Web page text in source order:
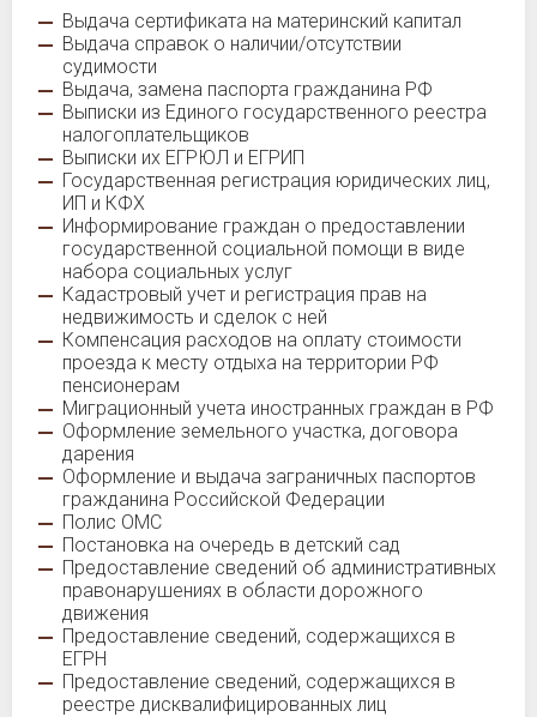
Выдача сертификата на материнский капитал
Выдача справок о наличии/отсутствии
судимости
Выдача, замена паспорта гражданина РФ
Выписки из Единого государственного реестра
налогоплательщиков
Выписки их ЕГРЮЛ и ЕГРИП
Государственная регистрация юридических лиц,
ИП и КФХ
Информирование граждан о предоставлении
государственной социальной помощи в виде
набора социальных услуг
Кадастровый учет и регистрация прав на
недвижимость и сделок с ней
Компенсация расходов на оплату стоимости
проезда к месту отдыха на территории РФ
пенсионерам
Миграционный учета иностранных граждан в РФ
Оформление земельного участка, договора
дарения
Оформление и выдача заграничных паспортов
гражданина Российской Федерации
Полис ОМС
Постановка на очередь в детский сад
Предоставление сведений об административных
правонарушениях в области дорожного
движения
Предоставление сведений, содержащихся в
ЕГРН
Предоставление сведений, содержащихся в
реестре дисквалифицированных лиц